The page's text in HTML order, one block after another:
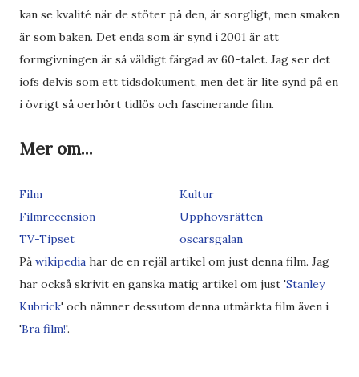
kan se kvalité när de stöter på den, är sorgligt, men smaken
är som baken. Det enda som är synd i 2001 är att
formgivningen är så väldigt färgad av 60-talet. Jag ser det
iofs delvis som ett tidsdokument, men det är lite synd på en
i övrigt så oerhört tidlös och fascinerande film.
Mer om...
Film
Kultur
Filmrecension
Upphovsrätten
TV-Tipset
oscarsgalan
På wikipedia har de en rejäl artikel om just denna film. Jag
har också skrivit en ganska matig artikel om just 'Stanley
Kubrick' och nämner dessutom denna utmärkta film även i
'Bra film!'.